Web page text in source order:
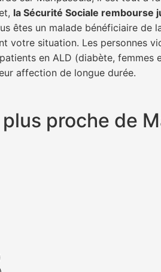
la Sécurité Sociale rembourse
êtes un malade bénéficiaire de
votre situation. Les personnes
en ALD (diabète,
affection de longue durée.
proche de